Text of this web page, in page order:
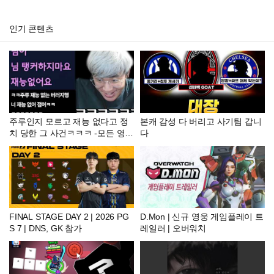
인기 콘텐츠
주루인지 모르고 재능 없다고 정
치 당한 그 사건ㅋㅋㅋ -모든 영웅
1승 150만원 미션 탱커편-
본캐 감성 다 버리고 사기팀 갑니
다
FINAL STAGE DAY 2 | 2026 PG
S 7 | DNS, GK 참가
D.Mon | 신규 영웅 게임플레이 트
레일러 | 오버워치